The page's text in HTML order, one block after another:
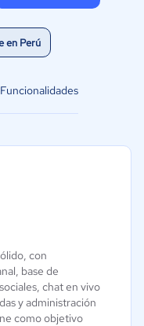
en Perú
Funcionalidades
con
base de
chat en vivo
y administración
como objetivo